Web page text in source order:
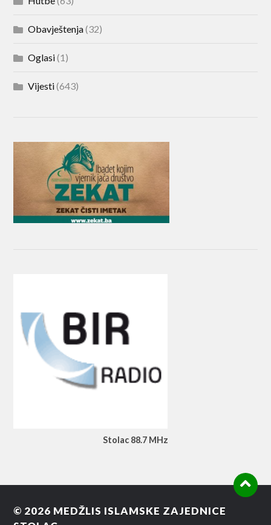
Obavještenja(32)
Oglasi(1)
Vijesti(643)
Stolac 88.7 MHz
© 2026 MEDŽLIS ISLAMSKE ZAJEDNICE